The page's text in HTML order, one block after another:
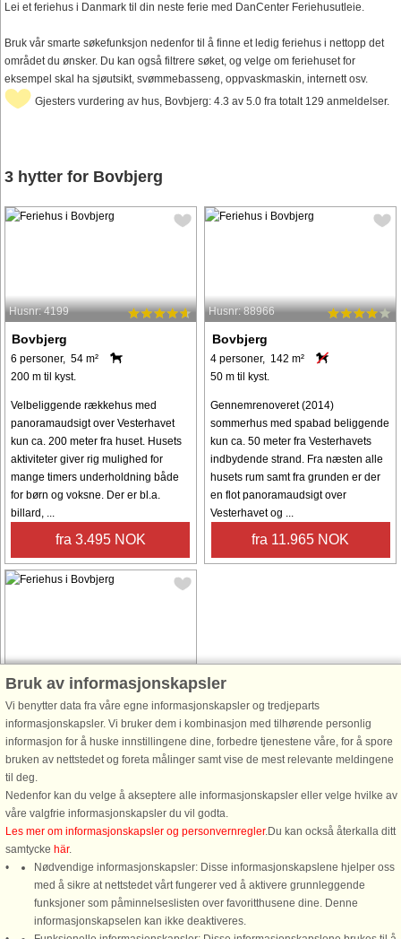
Lei et feriehus i Danmark til din neste ferie med DanCenter Feriehusutleie.
Bruk vår smarte søkefunksjon nedenfor til å finne et ledig feriehus i nettopp det
området du ønsker. Du kan også filtrere søket, og velge om feriehuset for
eksempel skal ha sjøutsikt, svømmebasseng, oppvaskmaskin, internett osv.
Gjesters vurdering av hus, Bovbjerg: 4.3 av 5.0 fra totalt 129 anmeldelser.
3 hytter for Bovbjerg
Husnr: 4199
Bovbjerg
6 personer, 54 m²
200 m til kyst.
Velbeliggende rækkehus med
panoramaudsigt over Vesterhavet
kun ca. 200 meter fra huset. Husets
aktiviteter giver rig mulighed for
mange timers underholdning både
for børn og voksne. Der er bl.a.
billard, ...
fra 3.495 NOK
Husnr: 88966
Bovbjerg
4 personer, 142 m²
50 m til kyst.
Gennemrenoveret (2014)
sommerhus med spabad beliggende
kun ca. 50 meter fra Vesterhavets
indbydende strand. Fra næsten alle
husets rum samt fra grunden er der
en flot panoramaudsigt over
Vesterhavet og ...
fra 11.965 NOK
Bovbjerg
6 personer, 122 m²
100 m til kyst.
Sommerhus ca. 100 meter fra
Vesterhavet og en stor sandstrand.
Fra grunden er der en flot udsigt
over havet og fra tagterrassen en
fantastisk panoramaudsigt over
Vesterhavet og området. Huset er
fra 3.858 NOK
Bruk av informasjonskapsler
Vi benytter data fra våre egne informasjonskapsler og tredjeparts
informasjonskapsler. Vi bruker dem i kombinasjon med tilhørende personlig
informasjon for å huske innstillingene dine, forbedre tjenestene våre, for å spore
bruken av nettstedet og foreta målinger samt vise de mest relevante meldingene
til deg.
Nedenfor kan du velge å akseptere alle informasjonskapsler eller velge hvilke av
våre valgfrie informasjonskapsler du vil godta.
Les mer om informasjonskapsler og personvernregler.Du kan också återkalla ditt
samtycke här.
Nødvendige informasjonskapsler: Disse informasjonskapslene hjelper oss
med å sikre at nettstedet vårt fungerer ved å aktivere grunnleggende
funksjoner som påminnelseslisten over favoritthusene dine. Denne
informasjonskapselen kan ikke deaktiveres.